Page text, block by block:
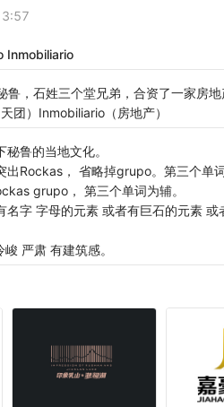
Inmobiliario
鲁，石姓三个堂兄弟，合资了一家房
团）Inmobiliario（房地产）
鲁的当地文化。
出Rockas， 省略掉grupo。第三个单词
grupo， 第三个单词为辅。
名字 字母的元素 或者有巨石的元素
严肃 有建筑感。